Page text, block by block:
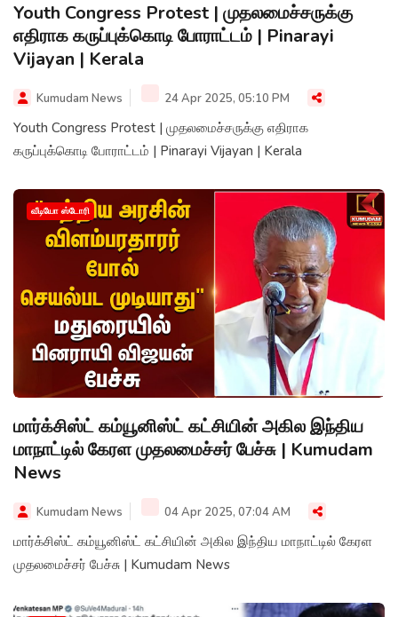
Youth Congress Protest | முதலமைச்சருக்கு
எதிராக கருப்புக்கொடி போராட்டம் | Pinarayi
Vijayan | Kerala
Kumudam News 24 Apr 2025, 05:10 PM
Youth Congress Protest | முதலமைச்சருக்கு எதிராக
கருப்புக்கொடி போராட்டம் | Pinarayi Vijayan | Kerala
வீடியோ ஸ்டோரி
மார்க்சிஸ்ட் கம்யூனிஸ்ட் கட்சியின் அகில இந்திய
மாநாட்டில் கேரள முதலமைச்சர் பேச்சு | Kumudam
News
Kumudam News 04 Apr 2025, 07:04 AM
மார்க்சிஸ்ட் கம்யூனிஸ்ட் கட்சியின் அகில இந்திய மாநாட்டில் கேரள
முதலமைச்சர் பேச்சு | Kumudam News